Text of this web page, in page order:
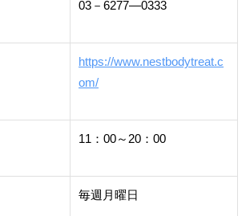
03－6277―0333
https://www.nestbodytreat.c
om/
11：00～20：00
毎週月曜日